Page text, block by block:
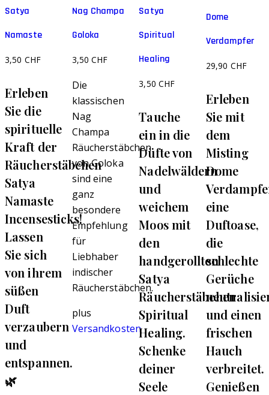
Satya
Namaste
3,50 CHF
Erleben
Sie die
spirituelle
Kraft der
Räucherstäbchen
Satya
Namaste
Incensesticks!
Lassen
Sie sich
von ihrem
süßen
Duft
verzaubern
und
entspannen.
🌿
Nag Champa
Goloka
3,50CHF
Die
klassischen
Nag
Champa
Räucherstäbchen
von Goloka
sind eine
ganz
besondere
Empfehlung
für
Liebhaber
indischer
Räucherstäbchen.
plus
Versandkosten
Satya
Spiritual
Healing
3,50 CHF
Tauche
ein in die
Düfte von
Nadelwäldern
und
weichem
Moos mit
den
handgerollten
Satya
Räucherstäbchen
Spiritual
Healing.
Schenke
deiner
Seele
Dome
Verdampfer
29,90 CHF
Erleben
Sie mit
dem
Misting
Dome
eine
Duftoase,
die
schlechte
Gerüche
und einen
frischen
Hauch
verbreitet.
Genießen